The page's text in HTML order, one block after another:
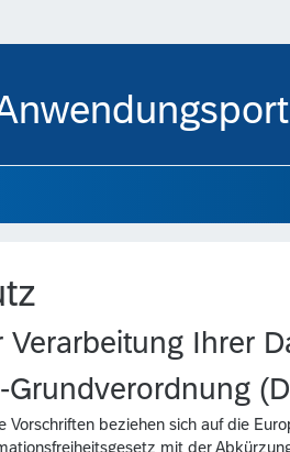
Verarbeitung Ihrer
Grundverordnung
Vorschriften beziehen sich auf die
mit der